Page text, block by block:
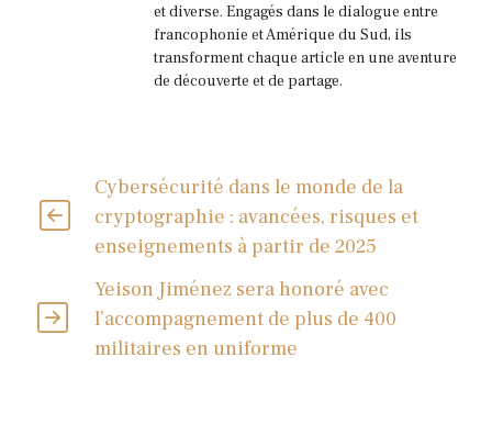
et diverse. Engagés dans le dialogue entre
francophonie et Amérique du Sud, ils
transforment chaque article en une aventure
de découverte et de partage.
Cybersécurité dans le monde de la
cryptographie : avancées, risques et
enseignements à partir de 2025
Yeison Jiménez sera honoré avec
l’accompagnement de plus de 400
militaires en uniforme